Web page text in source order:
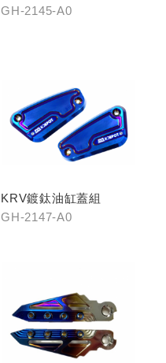
GH-2145-A0
KRV鍍鈦油缸蓋組
GH-2147-A0